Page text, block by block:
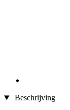
Beschrijving